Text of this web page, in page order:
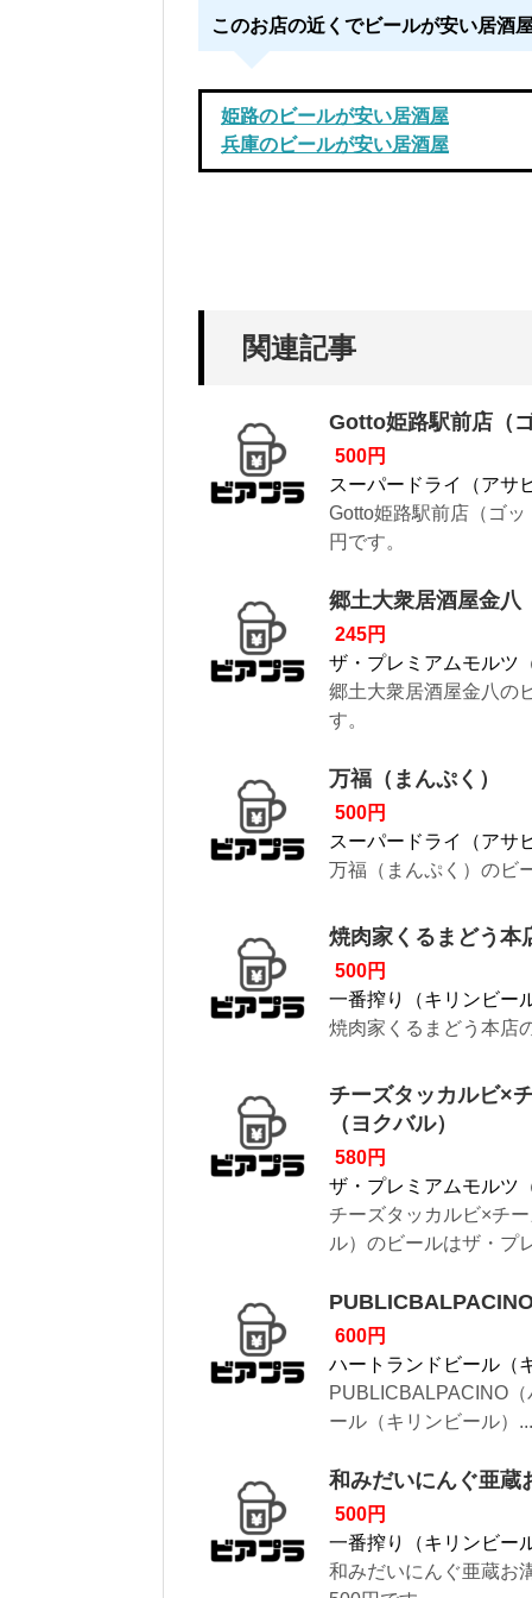
このお店の近くでビールが安い居酒
姫路のビールが安い居酒屋
兵庫のビールが安い居酒屋
関連記事
Gotto姫路駅前店（
500円
スーパードライ（アサ
Gotto姫路駅前店（ゴ
円です。
郷土大衆居酒屋金八
245円
ザ・プレミアムモルツ
郷土大衆居酒屋金八の
す。
万福（まんぷく）
500円
スーパードライ（アサ
万福（まんぷく）のビ
焼肉家くるまどう本
500円
一番搾り（キリンビー
焼肉家くるまどう本店
チーズタッカルビ×
（ヨクバル）
580円
ザ・プレミアムモルツ
チーズタッカルビ×チ
ル）のビールはザ・プ
600円
ハートランドビール（
PUBLICBALPACINO
ール（キリンビール）...
和みだいにんぐ亜蔵
500円
一番搾り（キリンビー
和みだいにんぐ亜蔵お